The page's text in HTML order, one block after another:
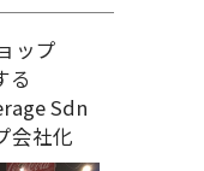
ップ
る
Sdn
会社化